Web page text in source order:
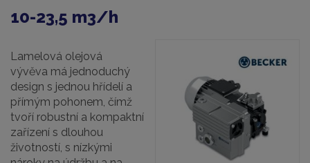
10-23,5 m3/h
Lamelová olejová
vývěva má jednoduchý
design s jednou hřídelí a
přímým pohonem, čímž
tvoří robustní a kompaktní
zařízení s dlouhou
životností, s nízkými